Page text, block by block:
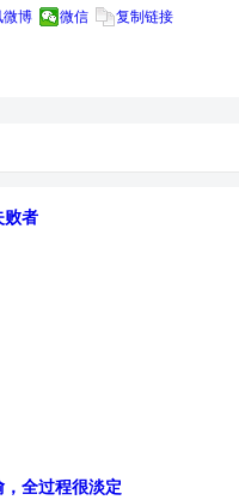
微博 微信
复制链接
败者
全过程很淡定